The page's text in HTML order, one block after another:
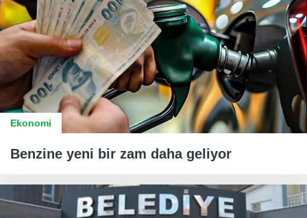
Ekonomi
Benzine yeni bir zam daha geliyor